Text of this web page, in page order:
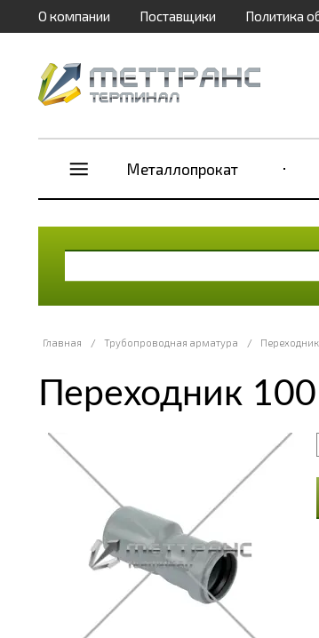
О компании Поставщики Политика
Металлопрокат
Главная / Трубопроводная арматура / Переходник
Переходник